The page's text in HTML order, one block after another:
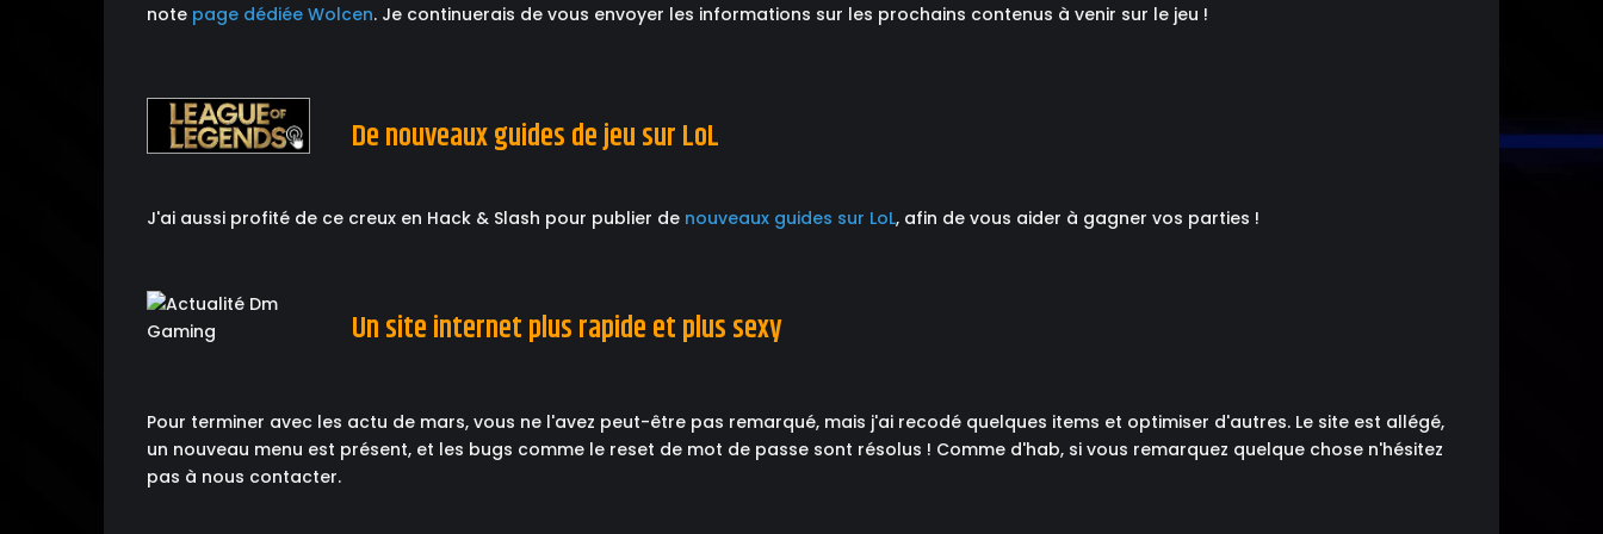
note page dédiée Wolcen. Je continuerais de vous envoyer les informations sur les prochains contenus à venir sur le jeu !
De nouveaux guides de jeu sur LoL
J'ai aussi profité de ce creux en Hack & Slash pour publier de nouveaux guides sur LoL, afin de vous aider à gagner vos parties !
Un site internet plus rapide et plus sexy
Pour terminer avec les actu de mars, vous ne l'avez peut-être pas remarqué, mais j'ai recodé quelques items et optimiser d'autres. Le site est allégé,
un nouveau menu est présent, et les bugs comme le reset de mot de passe sont résolus ! Comme d'hab, si vous remarquez quelque chose n'hésitez
pas à nous contacter.